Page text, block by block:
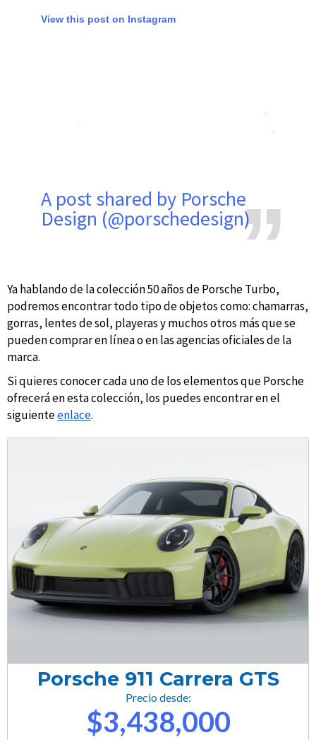
View this post on Instagram
A post shared by Porsche
Design (@porschedesign)
Ya hablando de la colección 50 años de Porsche Turbo,
podremos encontrar todo tipo de objetos como: chamarras,
gorras, lentes de sol, playeras y muchos otros más que se
pueden comprar en línea o en las agencias oficiales de la
marca.
Si quieres conocer cada uno de los elementos que Porsche
ofrecerá en esta colección, los puedes encontrar en el
siguienteenlace.
Porsche 911 Carrera GTS
Precio desde:
$3,438,000